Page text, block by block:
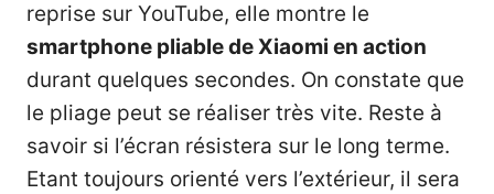
reprise sur YouTube, elle montre le
smartphone pliable de Xiaomi en action
durant quelques secondes. On constate que
le pliage peut se réaliser très vite. Reste à
savoir si l’écran résistera sur le long terme.
Etant toujours orienté vers l’extérieur, il sera